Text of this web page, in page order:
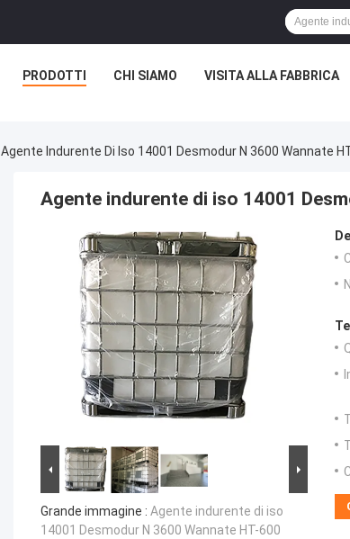
PRODOTTI CHI SIAMO VISITA ALLA FABBRICA
Agente Indurente Di Iso 14001 Desmodur N 3600 Wannate
Agente indurente di iso 14001
Grande immagine : Agente indurente di iso
14001 Desmodur N 3600 Wannate HT-600